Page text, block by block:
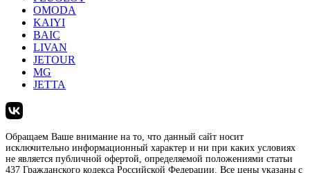
OMODA
KAIYI
BAIC
LIVAN
JETOUR
MG
JETTA
Обращаем Ваше внимание на то, что данный сайт носит
исключительно информационный характер и ни при каких условиях
не является публичной офертой, определяемой положениями статьи
437 Гражданского кодекса Российской Федерации. Все цены указаны с